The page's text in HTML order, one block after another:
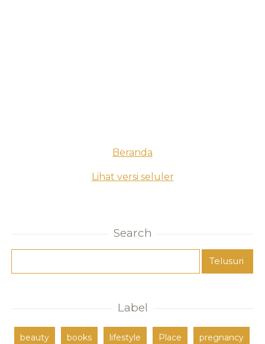
Beranda
Lihat versi seluler
Search
Label
beauty books lifestyle Place pregnancy